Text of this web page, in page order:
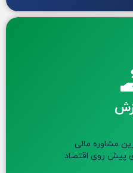
مشاوره مالی
پیش روی اقتصاد